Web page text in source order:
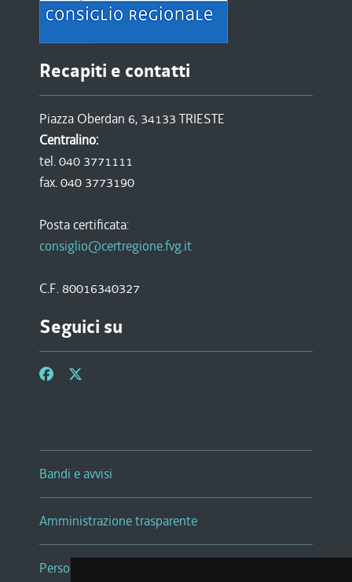
Recapiti e contatti
Piazza Oberdan 6, 34133 TRIESTE
Centralino:
tel. 040 3771111
fax. 040 3773190
Posta certificata:
consiglio@certregione.fvg.it
C.F. 80016340327
Seguici su
Bandi e avvisi
Amministrazione trasparente
Persone e Uffici